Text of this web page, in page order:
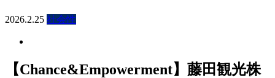
2026.2.25 社会性
【Chance&Empowerment】藤田観光株